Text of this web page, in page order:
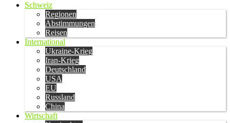
Schweiz
Regionen
Abstimmungen
Reisen
International
Ukraine-Krieg
Iran-Krieg
Deutschland
USA
EU
Russland
China
Wirtschaft